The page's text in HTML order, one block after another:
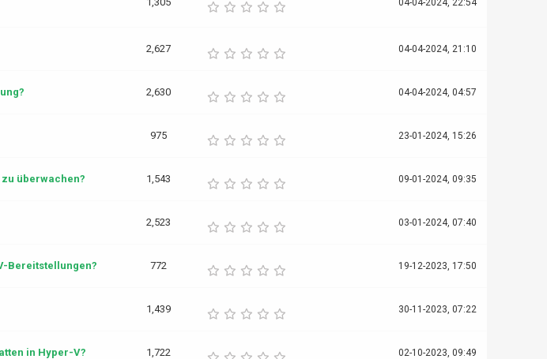
04-04-2024, 22:54
2,627 04-04-2024, 21:10
2,630 04-04-2024, 04:57
975 23-01-2024, 15:26
überwachen? 1,543 09-01-2024, 09:35
2,523 03-01-2024, 07:40
Bereitstellungen? 772 19-12-2023, 17:50
1,439 30-11-2023, 07:22
in Hyper-V? 1,722 02-10-2023, 09:49